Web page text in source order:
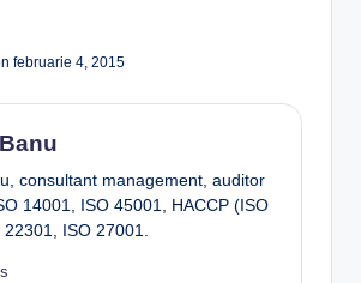
februarie 4, 2015
consultant management, auditor
14001, ISO 45001, HACCP (ISO
ISO 27001.